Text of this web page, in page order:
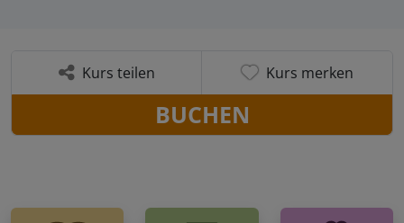
Kurs teilen Kurs merken
BUCHEN